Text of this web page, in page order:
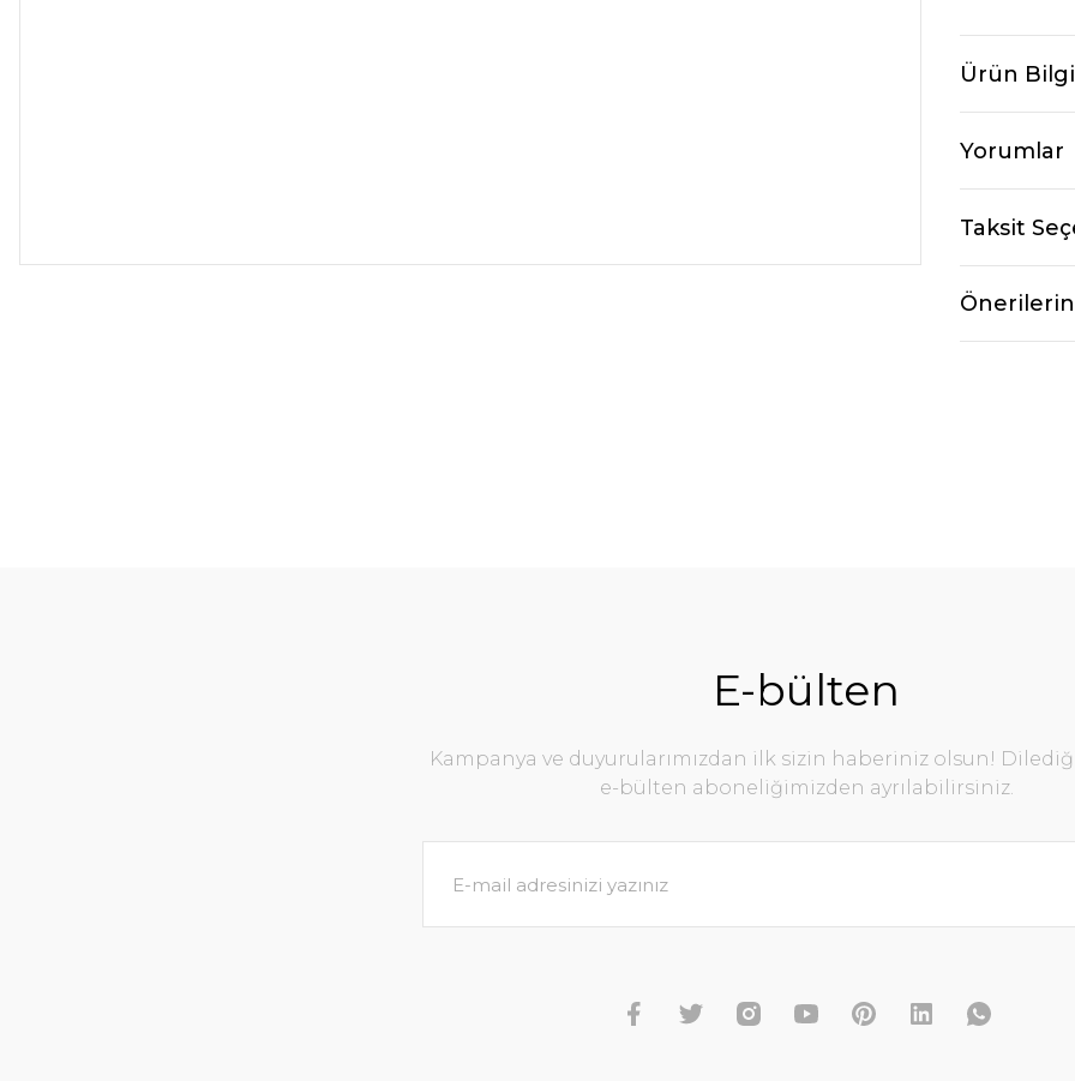
Ürün
Yorumlar
Taksit
E-bülten
Kampanya ve duyurularımızdan ilk sizin haberiniz olsun!
e-bülten aboneliğimizden ayrılabilirsiniz.